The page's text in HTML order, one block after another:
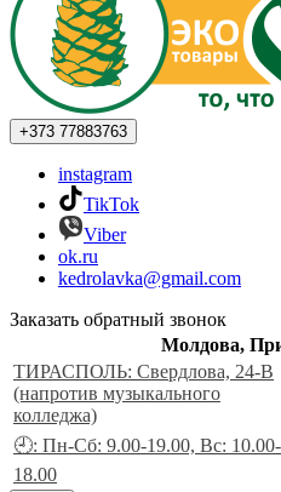
+373 77883763
instagram
TikTok
Viber
ok.ru
kedrolavka@gmail.com
Заказать обратный звонок
Молдова,
ТИРАСПОЛЬ: Свердлова, 24-В
(напротив музыкального
колледжа)
🕘: Пн-Сб: 9.00-19.00, Вс: 10.00-
18.00